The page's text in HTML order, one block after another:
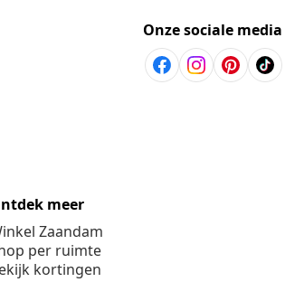
Onze sociale media
meer
Zaandam
per ruimte
kortingen